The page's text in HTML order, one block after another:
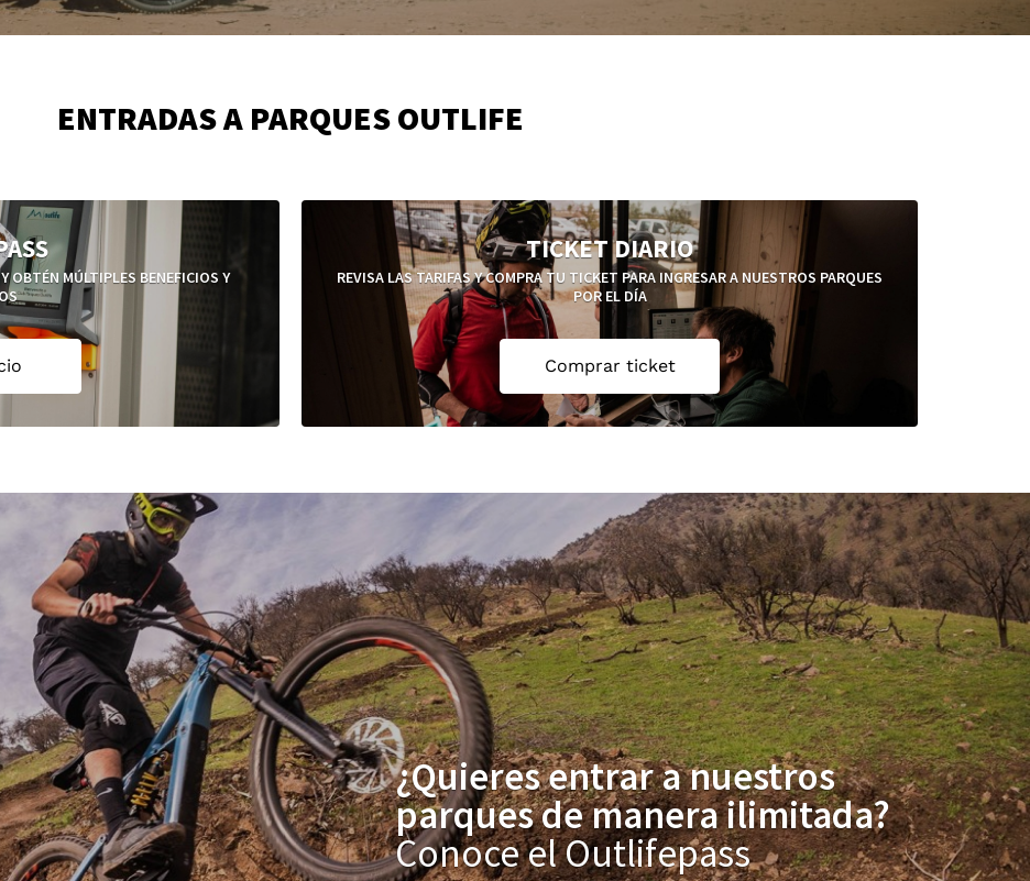
ENTRADAS A PARQUES OUTLIFE
OBTÉN MÚLTIPLES BENEFICIOS Y
TICKET DIARIO
REVISA LAS TARIFAS Y COMPRA TU TICKET PARA INGRESAR A NUESTROS PARQUES
POR EL DÍA
Comprar ticket
¿Quieres entrar a nuestros
parques de manera ilimitada?
Conoce el Outlifepass